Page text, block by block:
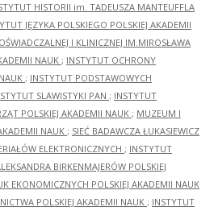
HISTORII im. TADEUSZA MANTEUFFLA
JĘZYKA POLSKIEGO POLSKIEJ AKADEMII
I KLINICZNEJ IM.MIROSŁAWA
NAUK ; INSTYTUT OCHRONY
; INSTYTUT PODSTAWOWYCH
SLAWISTYKI PAN ; INSTYTUT
POLSKIEJ AKADEMII NAUK ; MUZEUM I
NAUK ; SIEĆ BADAWCZA ŁUKASIEWICZ
ELEKTRONICZNYCH ; INSTYTUT
BIRKENMAJERÓW POLSKIEJ
EKONOMICZNYCH POLSKIEJ AKADEMII NAUK
POLSKIEJ AKADEMII NAUK ; INSTYTUT